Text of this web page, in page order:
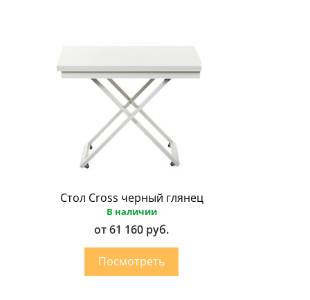
Стол Cross черный глянец
В наличии
от 61 160 руб.